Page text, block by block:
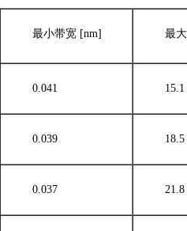
最小带宽 [nm] 最
0.041 15.1
0.039 18.5
0.037 21.8